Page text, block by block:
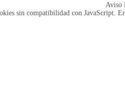
Aviso
sin compatibilidad con JavaScript.